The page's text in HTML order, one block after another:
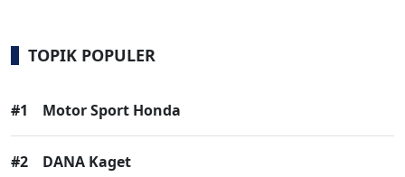
TOPIK POPULER
#1 Motor Sport Honda
#2 DANA Kaget